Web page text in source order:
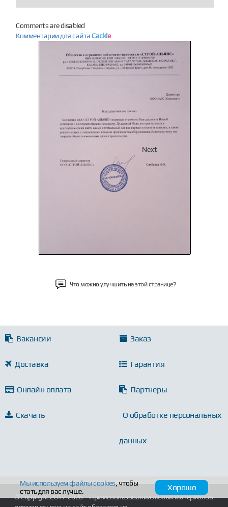
Comments are disabled
Комментарии для сайта Cackle
Next
Что можно улучшить на этой странице?
Вакансии Заказ
Доставка Гарантия
Онлайн оплата Партнеры
Скачать О обработке персональных
данных
© Copyright 2017-2026
При использовании любых материалов
Мы используем файлыcookies, чтобы
стать для вас лучше.
Хорошо